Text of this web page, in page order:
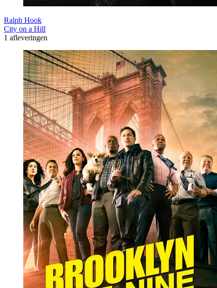
Ralph Hook
City on a Hill
1 afleveringen